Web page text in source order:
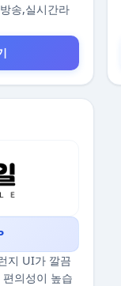
송,실시간라
지 UI가 깔끔
의성이 높습